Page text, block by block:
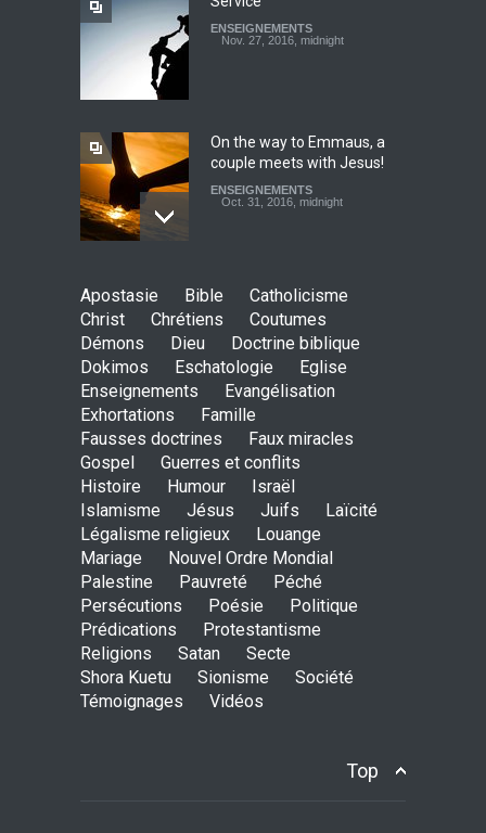
Look at your neighbour with
ENSEIGNEMENTS
Nov. 27, 2016, midnight
On the way to Emmaus, a
couple meets with Jesus!
ENSEIGNEMENTS
Oct. 31, 2016, midnight
ENSEIGNEMENTS
Sept. 18, 2016, midnight
Is the Lord really with me ?
Aug. 28, 2016, midnight
Holy water - Dokimos 23
ENSEIGNEMENTS
June 26, 2016, midnight
The language of God
Apostasie Bible
Catholicisme
Christ
Chrétiens
Coutumes
Démons
Dieu
Doctrine biblique
Dokimos
Eschatologie
Eglise
Enseignements
Evangélisation
Exhortations
Famille
Fausses doctrines
Faux miracles
Gospel
Guerres et conflits
Histoire
Humour
Israël
Islamisme
Jésus Juifs
Laïcité
Légalisme religieux
Louange
Mariage
Nouvel Ordre Mondial
Palestine
Pauvreté
Péché
Persécutions
Poésie
Politique
Prédications
Protestantisme
Religions
Satan
Secte
Shora Kuetu
Sionisme
Société
Témoignages
Vidéos
Top